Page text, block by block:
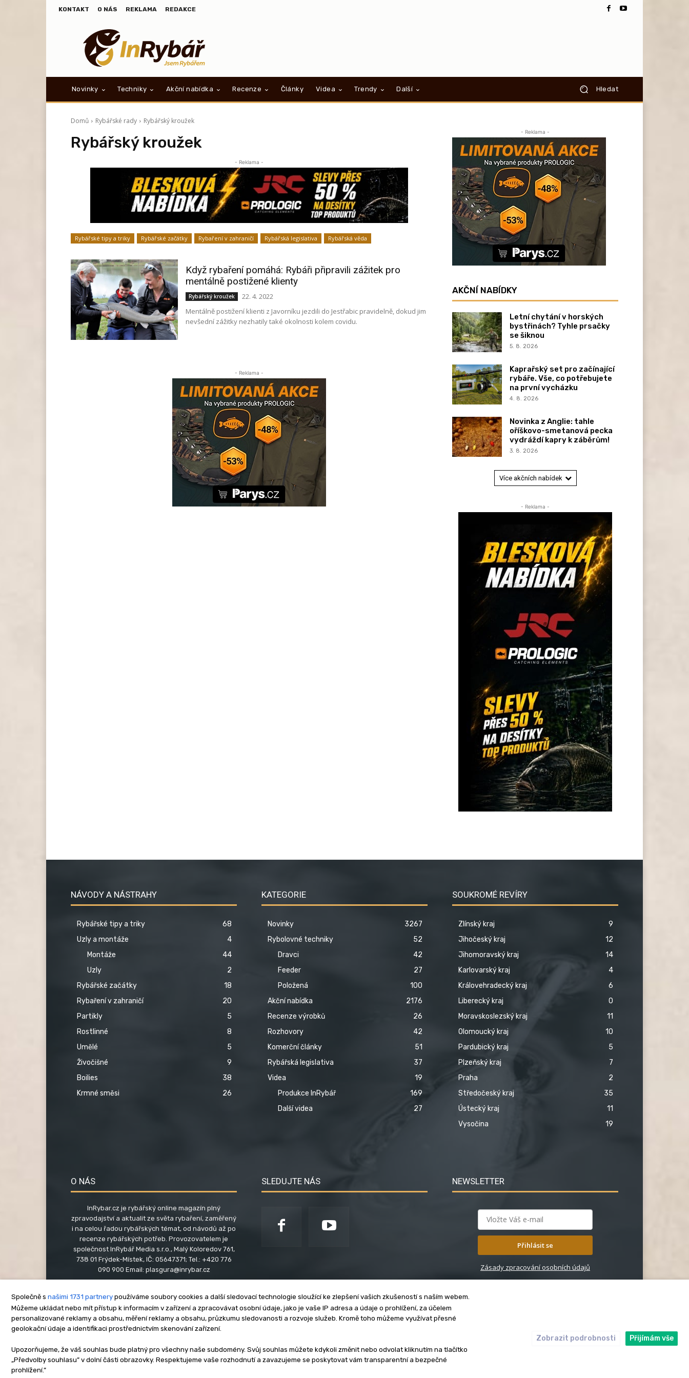
KONTAKT O NÁS REKLAMA REDAKCE
Novinky Techniky Akční nabídka Recenze Články Videa Trendy Další Hledat
Domů Rybářské rady Rybářský kroužek
Rybářský kroužek
- Reklama -
Rybářské tipy a triky Rybářské začátky Rybaření v zahraničí Rybářská legislativa Rybářská věda
Když rybaření pomáhá: Rybáři připravili zážitek pro
mentálně postižené klienty
Rybářský kroužek
22. 4. 2022
Mentálně postižení klienti z Javorníku jezdili do Jestřabic pravidelně, dokud jim
nevšední zážitky nezhatily také okolnosti kolem covidu.
- Reklama -
- Reklama -
AKČNÍ NABÍDKY
Letní chytání v horských
bystřinách? Tyhle prsačky
se šiknou
5. 8. 2026
Kaprařský set pro začínající
rybáře. Vše, co potřebujete
na první vycházku
4. 8. 2026
Novinka z Anglie: tahle
oříškovo-smetanová pecka
vydráždí kapry k záběrům!
3. 8. 2026
Více akčních nabídek
- Reklama -
NÁVODY A NÁSTRAHY
Rybářské tipy a triky
68
Uzly a montáže
4
Montáže
44
Uzly
2
Rybářské začátky
18
Rybaření v zahraničí
20
Partikly
5
Rostlinné
8
Umělé
5
Živočišné
9
Boilies
38
Krmné směsi
26
KATEGORIE
Novinky
3267
Rybolovné techniky
52
Dravci
42
Feeder
27
Položená
100
Akční nabídka
2176
Recenze výrobků
26
Rozhovory
42
Komerční články
51
Rybářská legislativa
37
Videa
19
Produkce InRybář
169
Další videa
27
SOUKROMÉ REVÍRY
Zlínský kraj
9
Jihočeský kraj
12
Jihomoravský kraj
14
Karlovarský kraj
4
Královehradecký kraj
6
Liberecký kraj
0
Moravskoslezský kraj
11
Olomoucký kraj
10
Pardubický kraj
5
Plzeňský kraj
7
Praha
2
Středočeský kraj
35
Ústecký kraj
11
Vysočina
19
O NÁS
InRybar.cz je rybářský online magazín plný
zpravodajství a aktualit ze světa rybaření, zaměřený
i na celou řadou rybářských témat, od návodů až po
recenze rybářských potřeb. Provozovatelem je
společnost InRybář Media s.r.o., Malý Koloredov 761,
738 01 Frýdek-Místek, IČ: 05647371; Tel.: +420 776
090 900 Email: plasgura@inrybar.cz
SLEDUJTE NÁS NEWSLETTER
Přihlásit se
Zásady zpracování osobních údajů
O nás Kontakt Reklama Zásady soukromí Privacy policy Cookies Etický kodex
Copyright © www.inrybar.cz 2013 - 2026 | Na veškerý materiál, který je zde uveřejněný, se vztahují autorská práva. Redakce InRybar.cz.
Společně s našimi 1731 partnery používáme soubory cookies a další sledovací technologie sloužící ke zlepšení vašich zkušeností s naším webem.
Můžeme ukládat nebo mít přístup k informacím v zařízení a zpracovávat osobní údaje, jako je vaše IP adresa a údaje o prohlížení, za účelem
personalizované reklamy a obsahu, měření reklamy a obsahu, průzkumu sledovanosti a rozvoje služeb. Kromě toho můžeme využívat přesné
geolokační údaje a identifikaci prostřednictvím skenování zařízení.
Upozorňujeme, že váš souhlas bude platný pro všechny naše subdomény. Svůj souhlas můžete kdykoli změnit nebo odvolat kliknutím na tlačítko
„Předvolby souhlasu” v dolní části obrazovky. Respektujeme vaše rozhodnutí a zavazujeme se poskytovat vám transparentní a bezpečné
prohlížení.”
Zobrazit podrobnosti Přijímám vše